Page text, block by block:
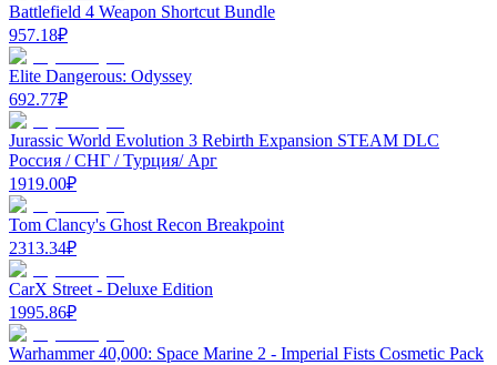
Battlefield 4 Weapon Shortcut Bundle
957.18₽
Elite Dangerous: Odyssey
692.77₽
Jurassic World Evolution 3 Rebirth Expansion STEAM DLC
Россия / СНГ / Турция/ Арг
1919.00₽
Tom Clancy's Ghost Recon Breakpoint
2313.34₽
CarX Street - Deluxe Edition
1995.86₽
Warhammer 40,000: Space Marine 2 - Imperial Fists Cosmetic Pack